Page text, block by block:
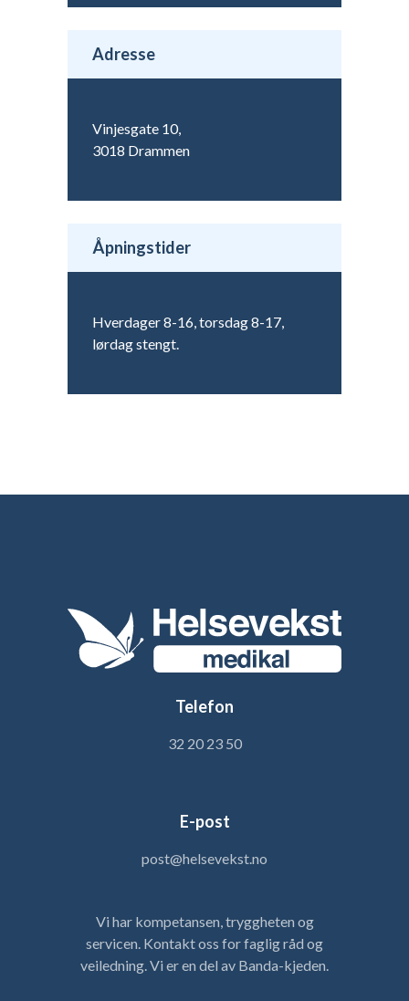
Adresse
Vinjesgate 10,
3018 Drammen
Åpningstider
Hverdager 8-16, torsdag 8-17,
lørdag stengt.
Telefon
32 20 23 50
E-post
post@helsevekst.no
Vi har kompetansen, tryggheten og
servicen. Kontakt oss for faglig råd og
veiledning. Vi er en del av Banda-kjeden.